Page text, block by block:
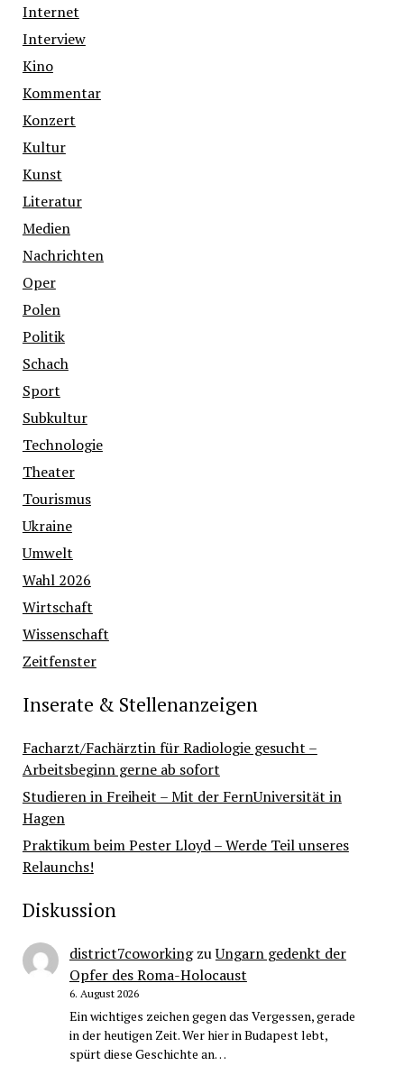
Internet
Interview
Kino
Kommentar
Konzert
Kultur
Kunst
Literatur
Medien
Nachrichten
Oper
Polen
Politik
Schach
Sport
Subkultur
Technologie
Theater
Tourismus
Ukraine
Umwelt
Wahl 2026
Wirtschaft
Wissenschaft
Zeitfenster
Inserate & Stellenanzeigen
Facharzt/Fachärztin für Radiologie gesucht –
Arbeitsbeginn gerne ab sofort
Studieren in Freiheit – Mit der FernUniversität in
Hagen
Praktikum beim Pester Lloyd – Werde Teil unseres
Relaunchs!
Diskussion
district7coworkingzuUngarn gedenkt der
Opfer des Roma-Holocaust
6. August 2026
Ein wichtiges zeichen gegen das Vergessen, gerade
in der heutigen Zeit. Wer hier in Budapest lebt,
spürt diese Geschichte an…